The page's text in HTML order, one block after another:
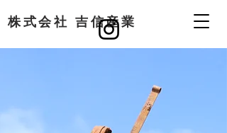
​株式会社 吉信産業